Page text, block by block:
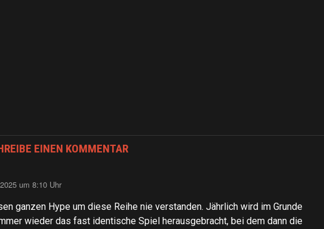
EINEN KOMMENTAR
um 8:10 Uhr
ganzen Hype um diese Reihe nie verstanden. Jährlich wird im Grunde
wieder das fast identische Spiel herausgebracht, bei dem dann die